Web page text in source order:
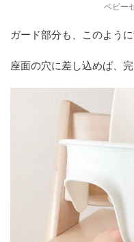
ベビー
ガード部分も、このよう
座面の穴に差し込めば、完